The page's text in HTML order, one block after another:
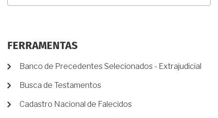
FERRAMENTAS
Banco de Precedentes Selecionados - Extrajudicial
Busca de Testamentos
Cadastro Nacional de Falecidos